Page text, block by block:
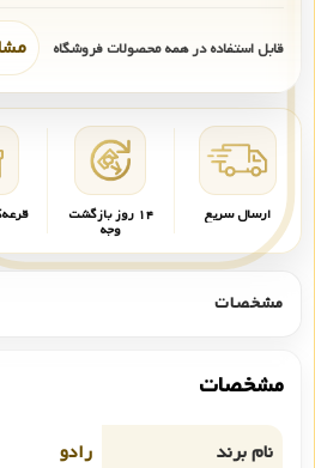
قابل استفاده در همه محصولات فروشگاه
ارسال سریع ۱۴ روز بازگشت
وجه
مشخصات
مشخصات
نام برند
رادو